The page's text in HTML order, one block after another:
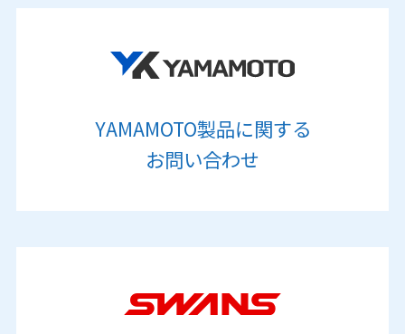
YAMAMOTO製品に関する
お問い合わせ